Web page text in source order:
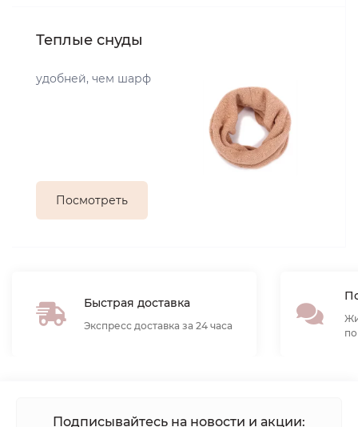
Теплые снуды
удобней, чем шарф
Посмотреть
Быстрая доставка
Экспресс доставка за 24 часа
Подписывайтесь на новости и акции: